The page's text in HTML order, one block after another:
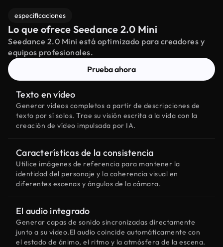
especificaciones
Lo que ofrece Seedance 2.0 Mini
Seedance 2.0 Mini está optimizado para creadores y
equipos profesionales.
Prueba ahora
Texto en vídeo
Generar vídeos completos a partir de descripciones de
texto por sí solos. Trae su visión escrita a la vida con la
creación de vídeo impulsada por IA.
Características de la consistencia
Utilice imágenes de referencia para mantener la
identidad del personaje y la coherencia visual en
diferentes escenas y ángulos de la cámara.
El audio integrado
Generar capas de sonido sincronizadas directamente
junto a su vídeo.El audio coincide automáticamente con
el estado de ánimo, el ritmo y la atmósfera de la escena.